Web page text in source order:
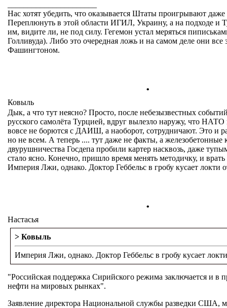
Нас хотят убедить, что оказывается Штаты проигрывают
Переплюнуть в этой области ИГИЛ, Украину, а на подходе и
им, видите ли, не под силу. Гегемон устал меряться
Голливуда). Либо это очередная ложь и на самом деле они все
Фашингтоном.
.
Ковыль
Дык, а что тут неясно? Просто, после небезызвестных
русского самолёта Турцией, вдруг вылезло наружу, что
вовсе не борются с ДАИШ, а наоборот, сотрудничают. Это и
но не всем. А теперь .... тут даже не факты, а железобетонные
двурушничества Госдепа пробили картер насквозь, даже
стало ясно. Конечно, пришло время менять методичку, и
Империя Лжи, однако. Доктор Геббельс в гробу кусает локти
.
Настасья
> Ковыль
Империя Лжи, однако. Доктор Геббельс в гробу кусает
"Российская поддержка Сирийского режима заключается и в
нефти на мировых рынках".
Заявление директора Национальной службы разведки США,